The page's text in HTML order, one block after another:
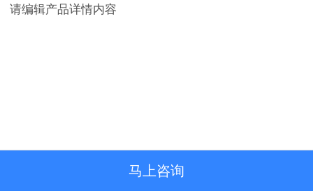
请编辑产品详情内容
马上咨询